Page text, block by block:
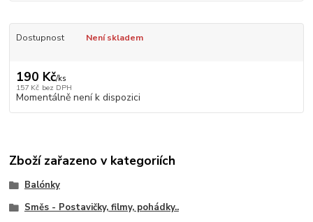
Dostupnost Není skladem
190 Kč/ks
157 Kč bez DPH
Momentálně není k dispozici
Zboží zařazeno v kategoriích
Balónky
Směs - Postavičky, filmy, pohádky..